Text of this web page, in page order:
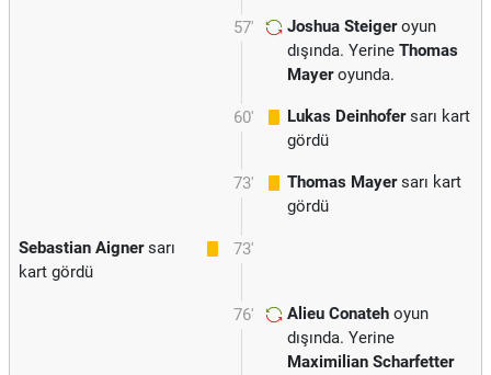
57' Joshua Steigeroyun
dışında. Yerine Thomas
Mayeroyunda.
60' Lukas Deinhofersarı kart
gördü
73' Thomas Mayersarı kart
gördü
73'
Sebastian Aignersarı
kart gördü
76' Alieu Conateh oyun
dışında. Yerine
Maximilian Scharfetter